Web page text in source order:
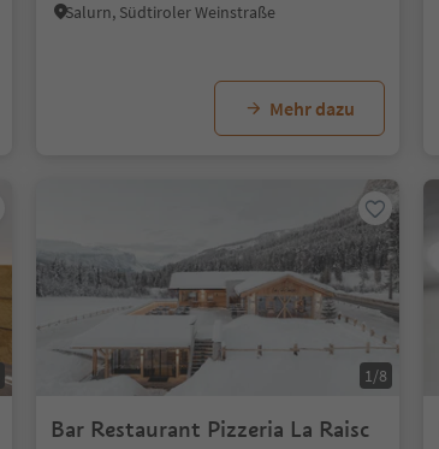
Salurn, Südtiroler Weinstraße
Mehr dazu
1/8
Bar Restaurant Pizzeria La Raisc